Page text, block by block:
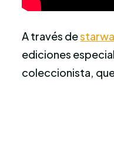
A través de
ediciones
coleccionista,